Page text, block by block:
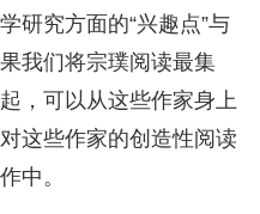
研究方面的“兴趣点”与
我们将宗璞阅读最集
，可以从这些作家身上
这些作家的创造性阅读
中。